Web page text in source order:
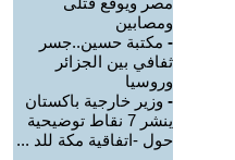
ومصابين
- مكتبة حسين..جسر
ثفافي بين الجزائر
وروسيا
- وزير خارجية باكستان
ينشر 7 نقاط توضيحية
حول -اتفاقية مكة للد ...